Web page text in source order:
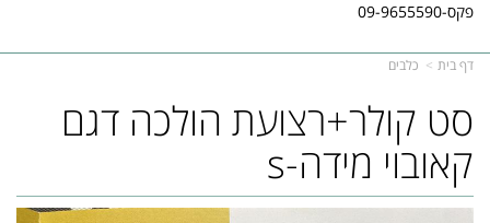
פקס-09-9655590
דף בית כלבים
סט קולר+רצועת הולכה דגם
קאובוי מידה-s